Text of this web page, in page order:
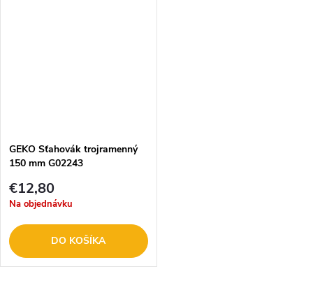
GEKO Sťahovák trojramenný
150 mm G02243
€12,80
Na objednávku
DO KOŠÍKA